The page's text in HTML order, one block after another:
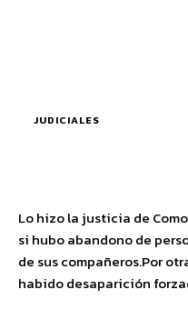
JUDICIALES
Lo hizo la justicia de
si hubo abandono de
de sus compañeros.Por
habido desaparición